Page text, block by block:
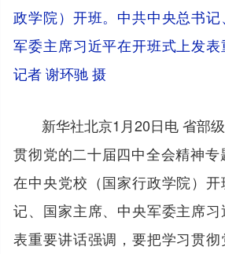
政学院）开班。中共中央总书
军委主席习近平在开班式上发
记者 谢环驰 摄
新华社北京1月20日电 省部
贯彻党的二十届四中全会精神
在中央党校（国家行政学院）
记、国家主席、中央军委主席
表重要讲话强调，要把学习贯